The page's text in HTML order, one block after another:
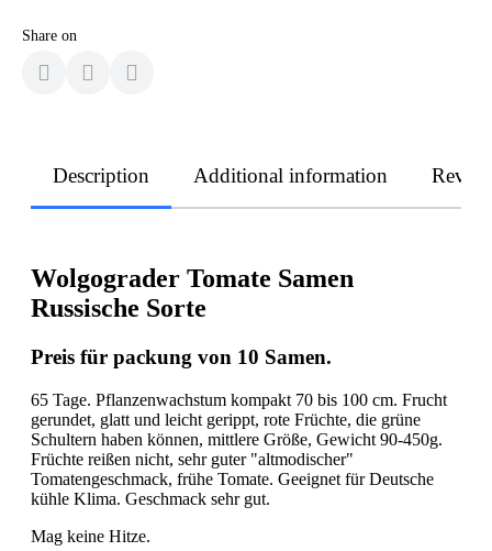
Share on
Description Additional information
Wolgograder Tomate Samen
Russische Sorte
Preis für packung von 10 Samen.
65 Tage. Pflanzenwachstum kompakt 70 bis 100 cm. Frucht
gerundet, glatt und leicht gerippt, rote Früchte, die grüne
Schultern haben können, mittlere Größe, Gewicht 90-450g.
Früchte reißen nicht, sehr guter "altmodischer"
Tomatengeschmack, frühe Tomate. Geeignet für Deutsche
kühle Klima. Geschmack sehr gut.
Mag keine Hitze.